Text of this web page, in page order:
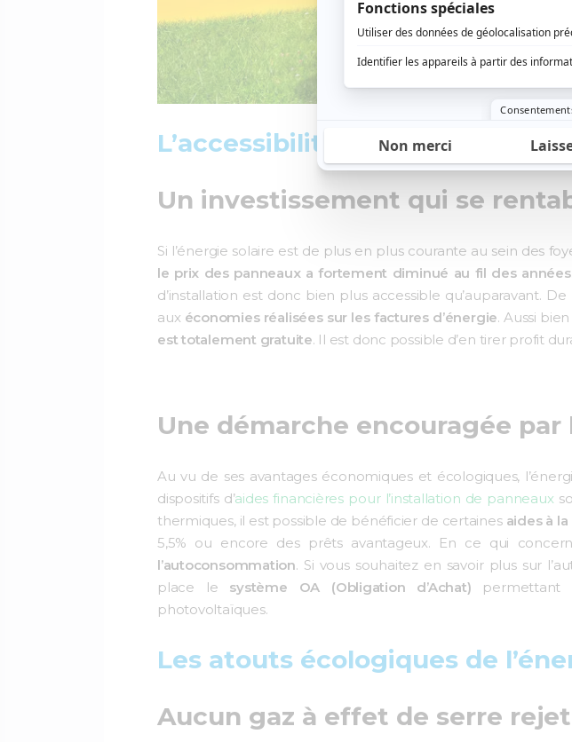
L’accessibilité des panneaux
Un investissement qui se
Si l’énergie solaire est de plus en plus courante au sein des
le prix des panneaux a fortement diminué au fil des années
d’installation est donc bien plus accessible qu’auparavant.
aux économies réalisées sur les factures d’énergie. Aussi
est totalement gratuite. Il est donc possible d’en tirer profit
Une démarche encouragée par
Au vu de ses avantages économiques et écologiques,
dispositifs d’aides financières pour l’installation de panneaux
thermiques, il est possible de bénéficier de certaines aides à
5,5% ou encore des prêts avantageux. En ce qui
l’autoconsommation. Si vous souhaitez en savoir plus sur
place le système OA (Obligation d’Achat) permettant
photovoltaïques.
Les atouts écologiques de
Aucun gaz à effet de serre